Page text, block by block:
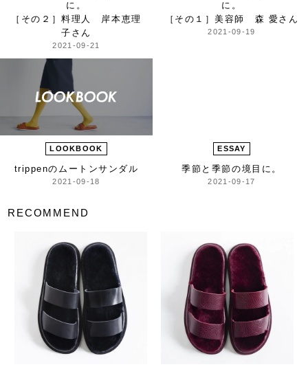
に。
［その２］料理人 岸本恵理
子さん
2021-09-21
に。
［その１］美容師 森 愛さん
2021-09-19
LOOKBOOK
trippenのムートンサンダル
2021-09-18
ESSAY
季節と季節の境目に。
2021-09-17
RECOMMEND